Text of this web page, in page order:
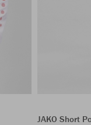
JAKO Short